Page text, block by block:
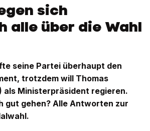
sich
alle über die Wahl
seine Partei überhaupt den
trotzdem will Thomas
als Ministerpräsident regieren.
gut gehen? Alle Antworten zur